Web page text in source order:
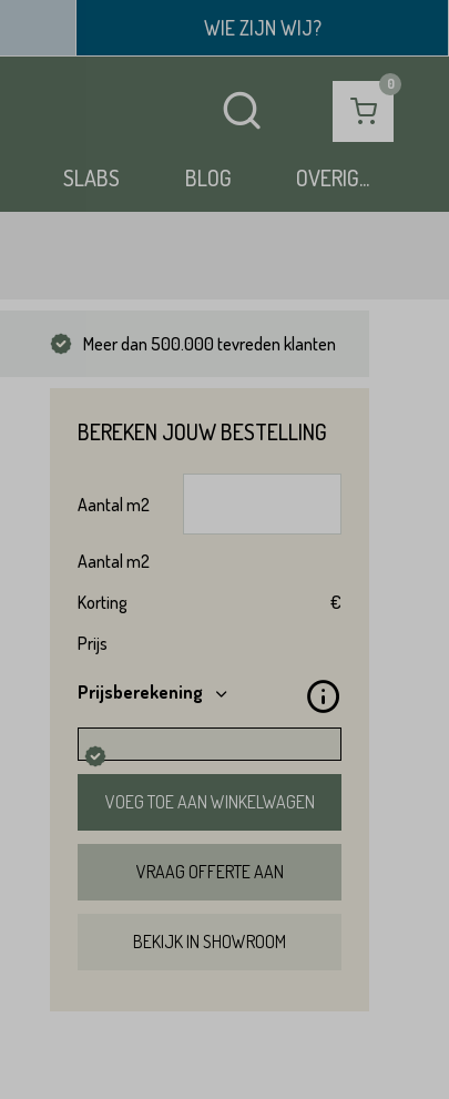
WIE ZIJN WIJ?
SLABS BLOG OVERIG...
Meer dan 500.000 tevreden klanten
BEREKEN JOUW BESTELLING
Aantal m2
Aantal m2
Korting
€
Prijs
Prijsberekening
VOEG TOE AAN WINKELWAGEN
VRAAG OFFERTE AAN
BEKIJK IN SHOWROOM